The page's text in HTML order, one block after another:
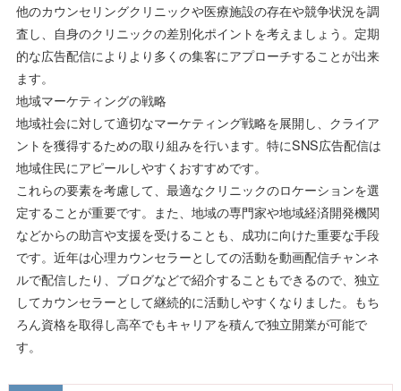
他のカウンセリングクリニックや医療施設の存在や競争状況を調
査し、自身のクリニックの差別化ポイントを考えましょう。定期
的な広告配信によりより多くの集客にアプローチすることが出来
ます。
地域マーケティングの戦略
地域社会に対して適切なマーケティング戦略を展開し、クライア
ントを獲得するための取り組みを行います。特にSNS広告配信は
地域住民にアピールしやすくおすすめです。
これらの要素を考慮して、最適なクリニックのロケーションを選
定することが重要です。また、地域の専門家や地域経済開発機関
などからの助言や支援を受けることも、成功に向けた重要な手段
です。近年は心理カウンセラーとしての活動を動画配信チャンネ
ルで配信したり、ブログなどで紹介することもできるので、独立
してカウンセラーとして継続的に活動しやすくなりました。もち
ろん資格を取得し高卒でもキャリアを積んで独立開業が可能で
す。